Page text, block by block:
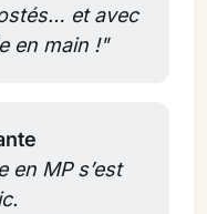
et avec
en main !"
en MP s’est